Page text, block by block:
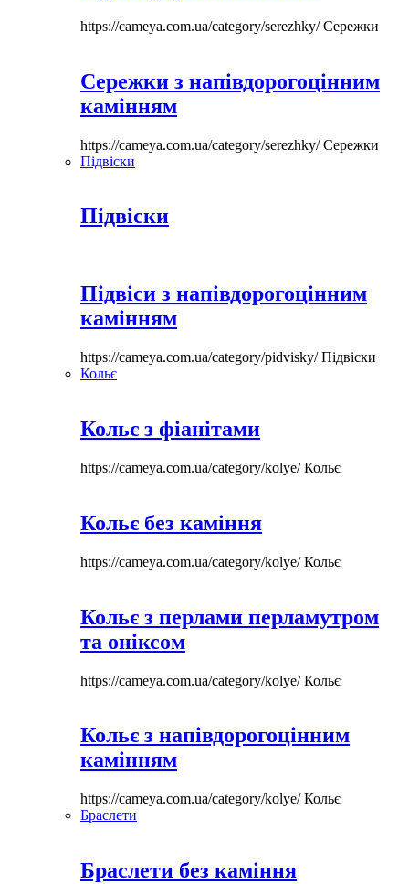
https://cameya.com.ua/category/serezhky/Сережки
Сережки з напівдорогоцінним
камінням
https://cameya.com.ua/category/serezhky/Сережки
Підвіски
Підвіски
Підвіси з напівдорогоцінним
камінням
https://cameya.com.ua/category/pidvisky/Підвіски
Кольє
Кольє з фіанітами
https://cameya.com.ua/category/kolye/Кольє
Кольє без каміння
https://cameya.com.ua/category/kolye/Кольє
Кольє з перлами перламутром
та оніксом
https://cameya.com.ua/category/kolye/Кольє
Кольє з напівдорогоцінним
камінням
https://cameya.com.ua/category/kolye/Кольє
Браслети
Браслети без каміння